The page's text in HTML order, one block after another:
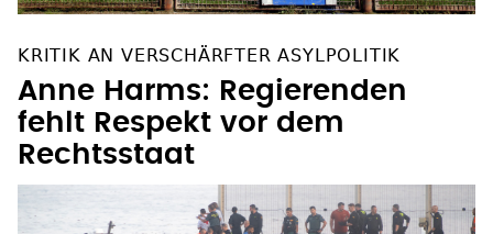
KRITIK AN VERSCHÄRFTER ASYLPOLITIK
Anne Harms: Regierenden
fehlt Respekt vor dem
Rechtsstaat